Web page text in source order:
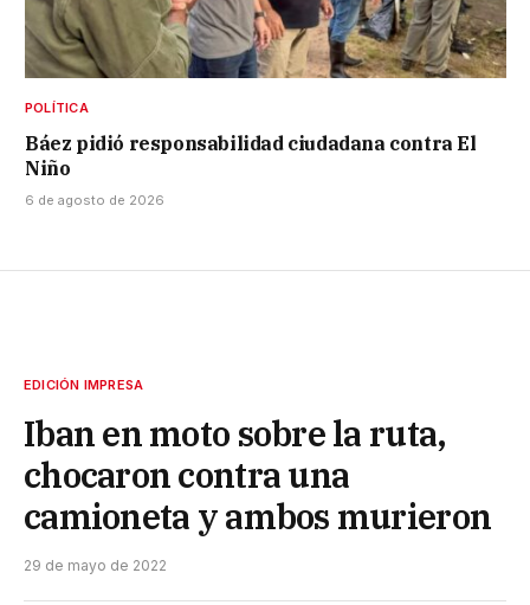
POLÍTICA
Báez pidió responsabilidad ciudadana contra El
Niño
6 de agosto de 2026
EDICIÓN IMPRESA
Iban en moto sobre la ruta,
chocaron contra una
camioneta y ambos murieron
29 de mayo de 2022